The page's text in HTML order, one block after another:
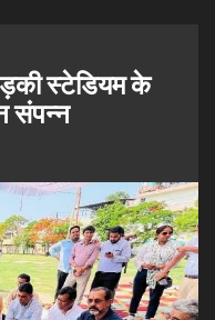
स्टेडियम के
संपन्न